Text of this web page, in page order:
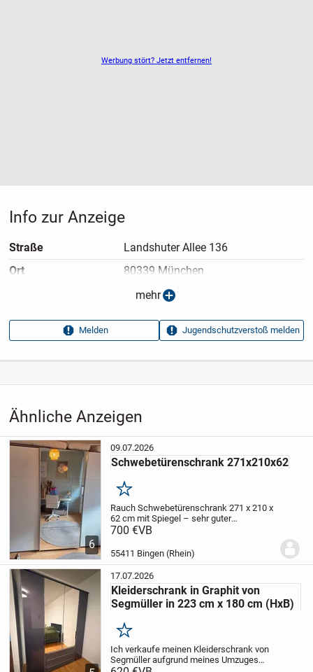
Werbung stört? Jetzt entfernen!
Ähnliche Anzeigen
6
09.07.2026
Schwebetürenschrank 271x210x62
Merken
Rauch Schwebetürenschrank 271 x 210 x
62 cm mit Spiegel – sehr guter
Zustand Ich verkaufe meinen
Rauch in Weiß mit Spiegelfront. Der
Schrank befindet sich in...
700 €VB
55411 Bingen (Rhein)
17.07.2026
Kleiderschrank in Graphit von
Segmüller in 223 cm x 180 cm (HxB)
Merken
Ich verkaufe meinen Kleiderschrank von
Segmülleraufgrund meines Umzuges
Info zur Anzeige
Straße
Landshuter Allee 136
Ort
80339 München
Privatangebot
Anzeigen­kennung
039a19ef
Aufrufe dieser
17
Kommoden
mehr
Melden Jugendschutzverstoß melden